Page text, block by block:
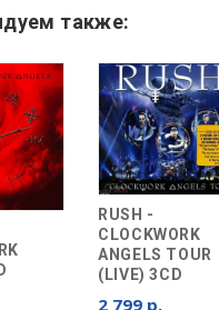
также:
RUSH -
CLOCKWORK
ANGELS TOUR
(LIVE) 3CD
2 799 р.